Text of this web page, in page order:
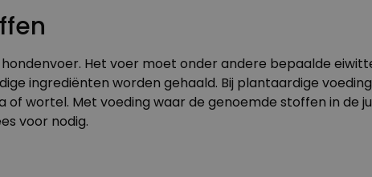
Het voer moet onder andere bepaalde
ingrediënten worden gehaald. Bij plantaardige
of wortel. Met voeding waar de genoemde stoffen in de
voor nodig.